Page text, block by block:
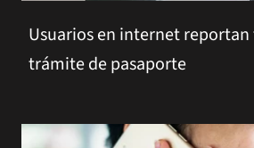
Usuarios en internet
trámite de pasaporte